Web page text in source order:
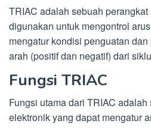
TRIAC adalah sebuah
digunakan untuk mengontrol
mengatur kondisi penguatan
arah (positif dan negatif) dari
Fungsi TRIAC
Fungsi utama dari TRIAC
elektronik yang dapat mengatur